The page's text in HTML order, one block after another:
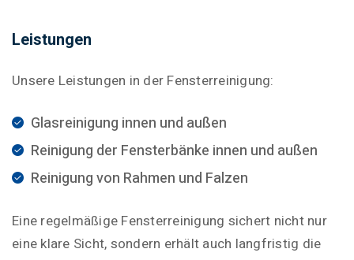
Leistungen
Unsere Leistungen in der Fensterreinigung:
Glasreinigung innen und außen
Reinigung der Fensterbänke innen und außen
Reinigung von Rahmen und Falzen
Eine regelmäßige Fensterreinigung sichert nicht nur
eine klare Sicht, sondern erhält auch langfristig die